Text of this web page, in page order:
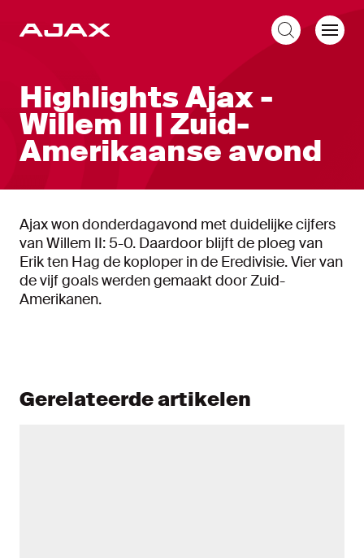
Highlights Ajax -
Willem II | Zuid-
Amerikaanse avond
Ajax won donderdagavond met duidelijke cijfers
van Willem II: 5-0. Daardoor blijft de ploeg van
Erik ten Hag de koploper in de Eredivisie. Vier van
de vijf goals werden gemaakt door Zuid-
Amerikanen.
Gerelateerde artikelen